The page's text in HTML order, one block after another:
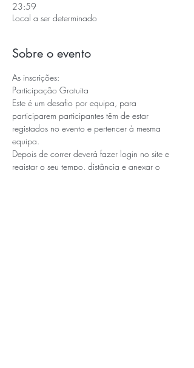
23:59
Local a ser determinado
Sobre o evento
As inscrições:
Participação Gratuita
Este é um desafio por equipa, para
participarem participantes têm de estar
registados no evento e pertencer à mesma
equipa.
Depois de correr deverá fazer login no site e
registar o seu tempo, distância e anexar o